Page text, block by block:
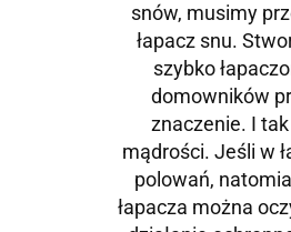
snów, musimy
łapacz snu.
szybko
domowników
znaczenie. I
mądrości. Jeśli w
polowań,
łapacza można